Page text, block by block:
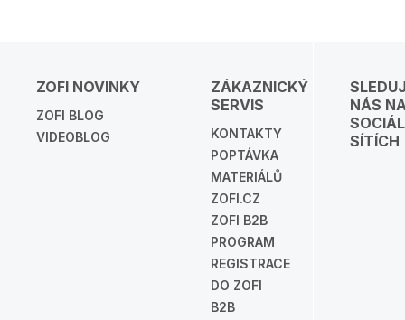
ZOFI NOVINKY
ZOFI BLOG
VIDEOBLOG
ZÁKAZNICKÝ
SERVIS
KONTAKTY
POPTÁVKA
MATERIÁLŮ
ZOFI.CZ
ZOFI B2B
PROGRAM
REGISTRACE
DO ZOFI
B2B
NÁS
SÍTÍCH